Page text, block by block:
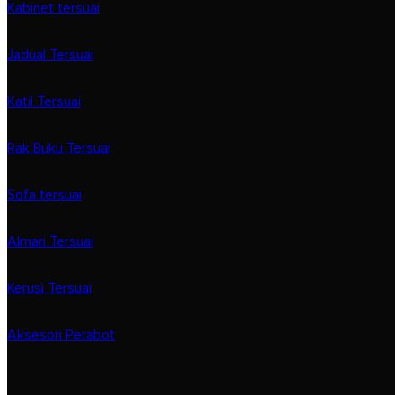
Kabinet tersuai
Jadual Tersuai
Katil Tersuai
Rak Buku Tersuai
Sofa tersuai
Almari Tersuai
Kerusi Tersuai
Aksesori Perabot